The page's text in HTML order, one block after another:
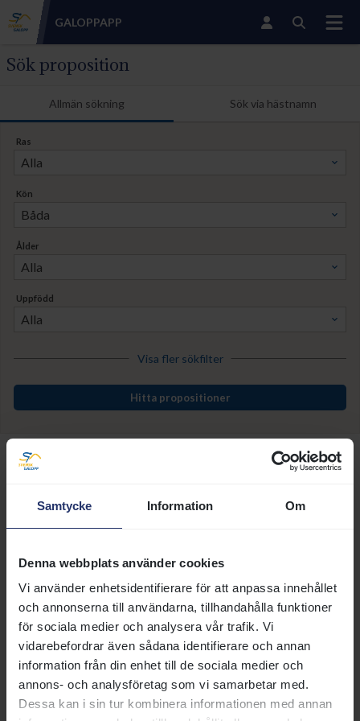
Samtycke Information Om
Denna webbplats använder cookies
Vi använder enhetsidentifierare för att anpassa innehållet
och annonserna till användarna, tillhandahålla funktioner
för sociala medier och analysera vår trafik. Vi
vidarebefordrar även sådana identifierare och annan
information från din enhet till de sociala medier och
annons- och analysföretag som vi samarbetar med.
Dessa kan i sin tur kombinera informationen med annan
GALOPPAPP
Sök proposition
Allmän sökning Sök via hästnamn
Ras
Kön
Ålder
Uppfödd
Visa fler sökfilter
Hitta propositioner
ordinarie löpningari Sverige. Observera att vissa
sökningen.
ITävlingskalendernhittar du samtliga ordinarie
propositioner för respektive dag. Propositioner till
större löpningar hittar du på sidan
Kommande
Propositionshäften i pdf-form finns på sidanInför